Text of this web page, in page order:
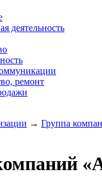
деятельность
ремонт
→ Группа